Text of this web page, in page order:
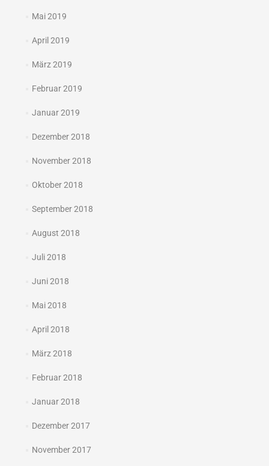
Mai 2019
April 2019
März 2019
Februar 2019
Januar 2019
Dezember 2018
November 2018
Oktober 2018
September 2018
August 2018
Juli 2018
Juni 2018
Mai 2018
April 2018
März 2018
Februar 2018
Januar 2018
Dezember 2017
November 2017